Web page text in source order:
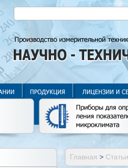
Главная > Статьи